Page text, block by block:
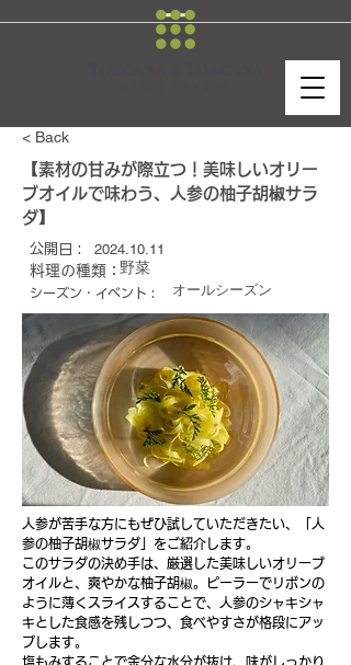
< Back
【素材の甘みが際立つ！美味しいオリー
ブオイルで味わう、人参の柚子胡椒サラ
ダ】
公開日 : 2024.10.11
料理の種類：野菜
シーズン・イベント : オールシーズン
人参が苦手な方にもぜひ試していただきたい、「人
参の柚子胡椒サラダ」をご紹介します。
このサラダの決め手は、厳選した美味しいオリーブ
オイルと、爽やかな柚子胡椒。ピーラーでリボンの
ように薄くスライスすることで、人参のシャキシャ
キとした食感を残しつつ、食べやすさが格段にアッ
プします。
塩もみすることで余分な水分が抜け、味がしっかり